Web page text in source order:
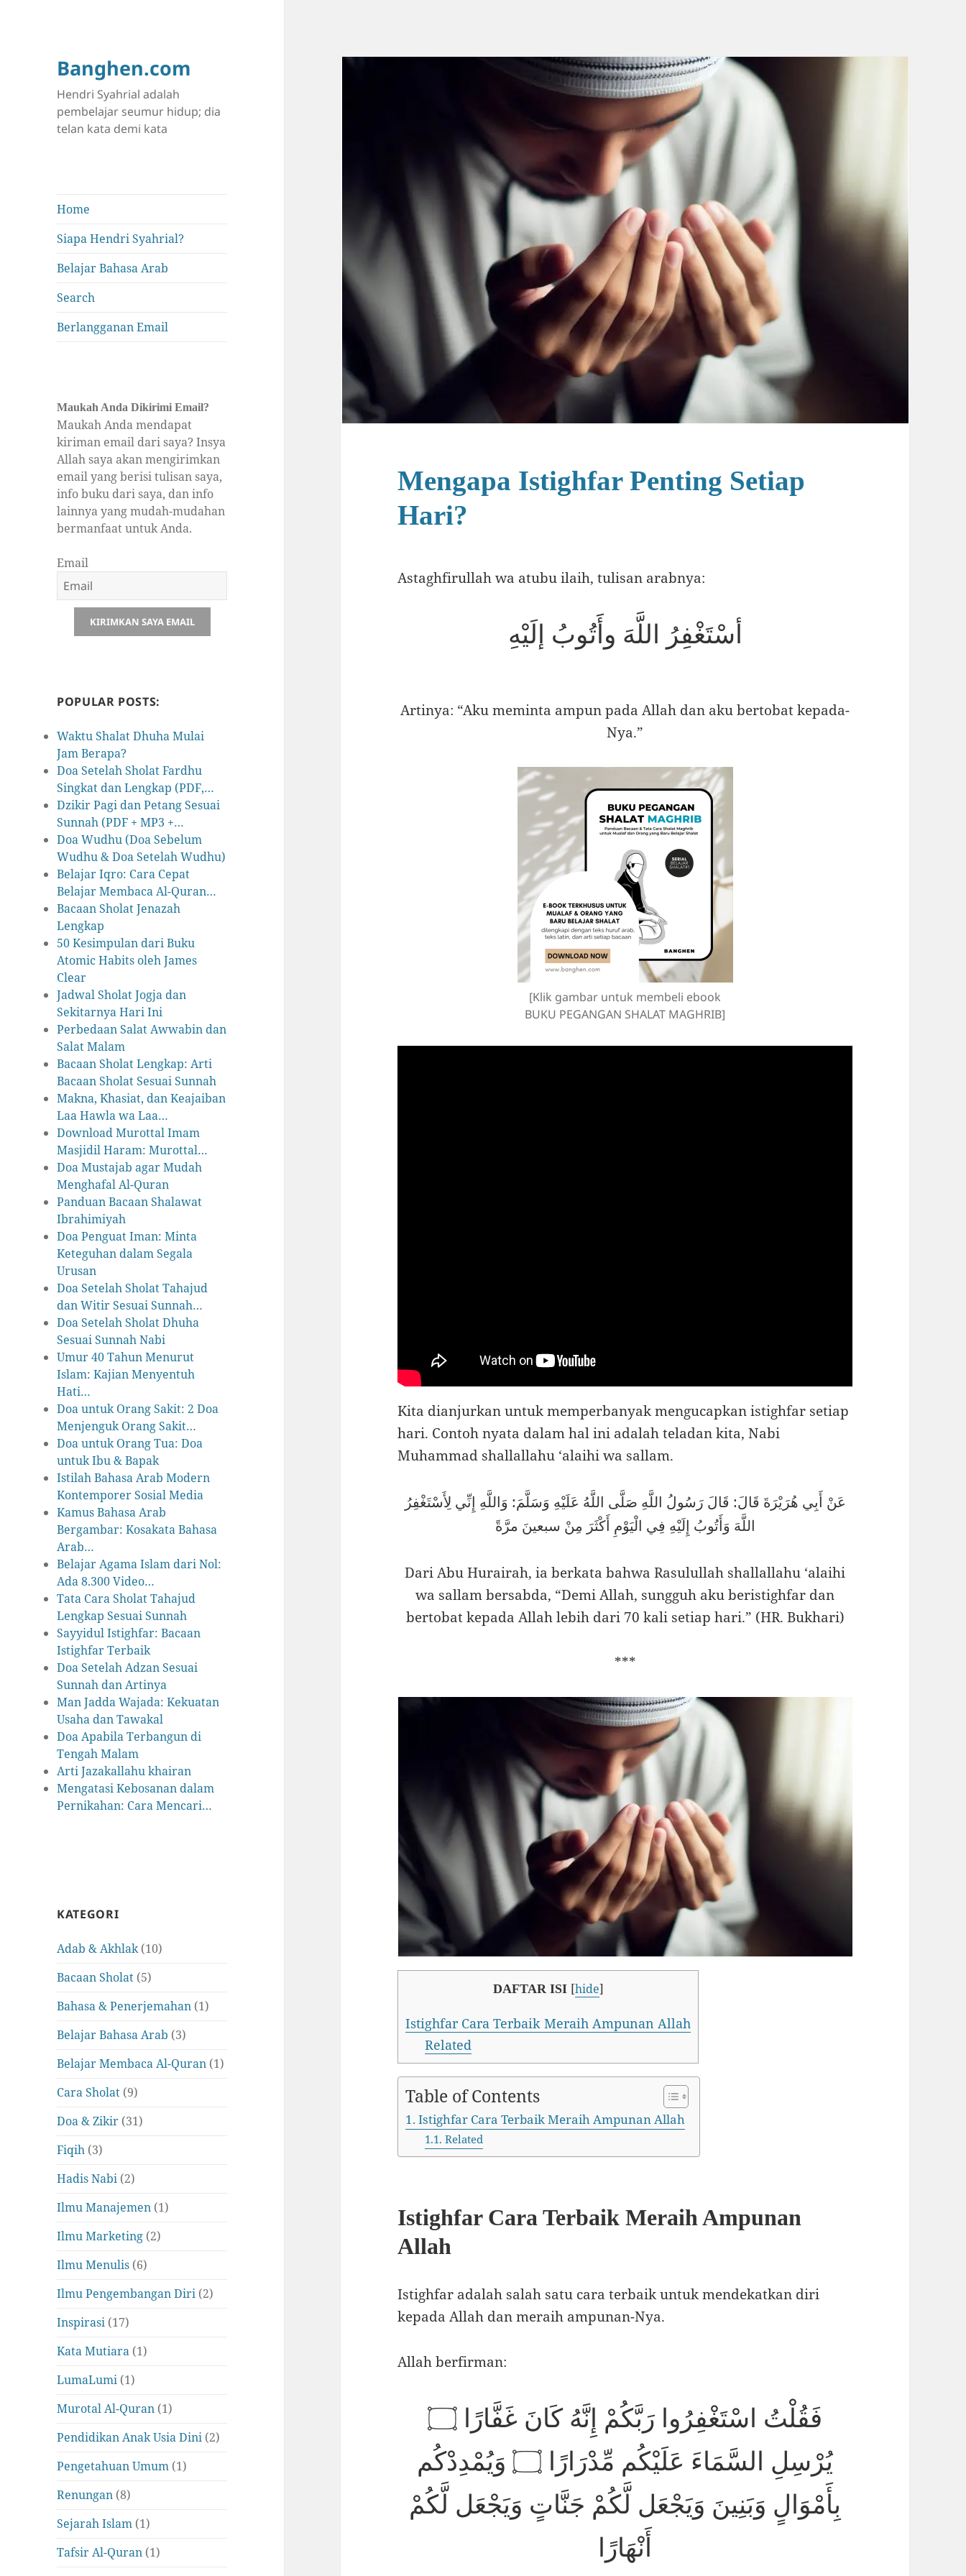
Banghen.com
Hendri Syahrial adalah
pembelajar seumur hidup; dia
telan kata demi kata
Home
Siapa Hendri Syahrial?
Belajar Bahasa Arab
Search
Berlangganan Email
Maukah Anda Dikirimi Email?
Maukah Anda mendapat
kiriman email dari saya? Insya
Allah saya akan mengirimkan
email yang berisi tulisan saya,
info buku dari saya, dan info
lainnya yang mudah-mudahan
bermanfaat untuk Anda.
Email
KIRIMKAN SAYA EMAIL
POPULAR POSTS:
Waktu Shalat Dhuha Mulai
Jam Berapa?
Doa Setelah Sholat Fardhu
Singkat dan Lengkap (PDF,…
Dzikir Pagi dan Petang Sesuai
Sunnah (PDF + MP3 +…
Doa Wudhu (Doa Sebelum
Wudhu & Doa Setelah Wudhu)
Belajar Iqro: Cara Cepat
Belajar Membaca Al-Quran…
Bacaan Sholat Jenazah
Lengkap
50 Kesimpulan dari Buku
Atomic Habits oleh James
Clear
Jadwal Sholat Jogja dan
Sekitarnya Hari Ini
Perbedaan Salat Awwabin dan
Salat Malam
Bacaan Sholat Lengkap: Arti
Bacaan Sholat Sesuai Sunnah
Makna, Khasiat, dan Keajaiban
Laa Hawla wa Laa…
Download Murottal Imam
Masjidil Haram: Murottal…
Doa Mustajab agar Mudah
Menghafal Al-Quran
Panduan Bacaan Shalawat
Ibrahimiyah
Doa Penguat Iman: Minta
Keteguhan dalam Segala
Urusan
Doa Setelah Sholat Tahajud
dan Witir Sesuai Sunnah…
Doa Setelah Sholat Dhuha
Sesuai Sunnah Nabi
Umur 40 Tahun Menurut
Islam: Kajian Menyentuh
Hati…
Doa untuk Orang Sakit: 2 Doa
Menjenguk Orang Sakit…
Doa untuk Orang Tua: Doa
untuk Ibu & Bapak
Istilah Bahasa Arab Modern
Kontemporer Sosial Media
Kamus Bahasa Arab
Bergambar: Kosakata Bahasa
Arab…
Belajar Agama Islam dari Nol:
Ada 8.300 Video…
Tata Cara Sholat Tahajud
Lengkap Sesuai Sunnah
Sayyidul Istighfar: Bacaan
Istighfar Terbaik
Doa Setelah Adzan Sesuai
Sunnah dan Artinya
Man Jadda Wajada: Kekuatan
Usaha dan Tawakal
Doa Apabila Terbangun di
Tengah Malam
Arti Jazakallahu khairan
Mengatasi Kebosanan dalam
Pernikahan: Cara Mencari…
KATEGORI
Adab & Akhlak(10)
Bacaan Sholat (5)
Bahasa & Penerjemahan (1)
Belajar Bahasa Arab (3)
Belajar Membaca Al-Quran (1)
Cara Sholat (9)
Doa & Zikir (31)
Fiqih (3)
Hadis Nabi (2)
Ilmu Manajemen (1)
Ilmu Marketing (2)
Ilmu Menulis (6)
Ilmu Pengembangan Diri (2)
Inspirasi (17)
Kata Mutiara (1)
LumaLumi (1)
Murotal Al-Quran (1)
Pendidikan Anak Usia Dini (2)
Pengetahuan Umum (1)
Renungan (8)
Sejarah Islam (1)
Tafsir Al-Quran (1)
Mengapa Istighfar Penting Setiap
Hari?
Astaghfirullah wa atubu ilaih, tulisan arabnya:
أسْتَغْفِرُ اللَّهَ وأَتُوبُ إلَيْهِ
Artinya: “Aku meminta ampun pada Allah dan aku bertobat kepada-
Nya.”
[Klik gambar untuk membeli ebook
BUKU PEGANGAN SHALAT MAGHRIB]
Kita dianjurkan untuk memperbanyak mengucapkan istighfar setiap
hari. Contoh nyata dalam hal ini adalah teladan kita, Nabi
Muhammad shallallahu ‘alaihi wa sallam.
عَنْ أَبِي هُرَيْرَةَ قَالَ: قَالَ رَسُولُ اللَّهِ صَلَّى اللَّهُ عَلَيْهِ وَسَلَّمَ: وَاللَّهِ إِنِّي لِأَسْتَغْفِرُ
اللَّهَ وَأَتُوبُ إِلَيْهِ فِي الْيَوْمِ أَكْثَرَ مِنْ سبعينَ مرَّةً
Dari Abu Hurairah, ia berkata bahwa Rasulullah shallallahu ‘alaihi
wa sallam bersabda, “Demi Allah, sungguh aku beristighfar dan
bertobat kepada Allah lebih dari 70 kali setiap hari.” (HR. Bukhari)
***
DAFTAR ISI [hide]
Istighfar Cara Terbaik Meraih Ampunan Allah
Related
Table of Contents
Istighfar Cara Terbaik Meraih Ampunan Allah
Related
Istighfar Cara Terbaik Meraih Ampunan
Allah
Istighfar adalah salah satu cara terbaik untuk mendekatkan diri
kepada Allah dan meraih ampunan-Nya.
Allah berfirman:
فَقُلْتُ اسْتَغْفِرُوا رَبَّكُمْ إِنَّهُ كَانَ غَفَّارًا ۝
يُرْسِلِ السَّمَاءَ عَلَيْكُم مِّدْرَارًا ۝ وَيُمْدِدْكُم
بِأَمْوَالٍ وَبَنِينَ وَيَجْعَل لَّكُمْ جَنَّاتٍ وَيَجْعَل لَّكُمْ
أَنْهَارًا